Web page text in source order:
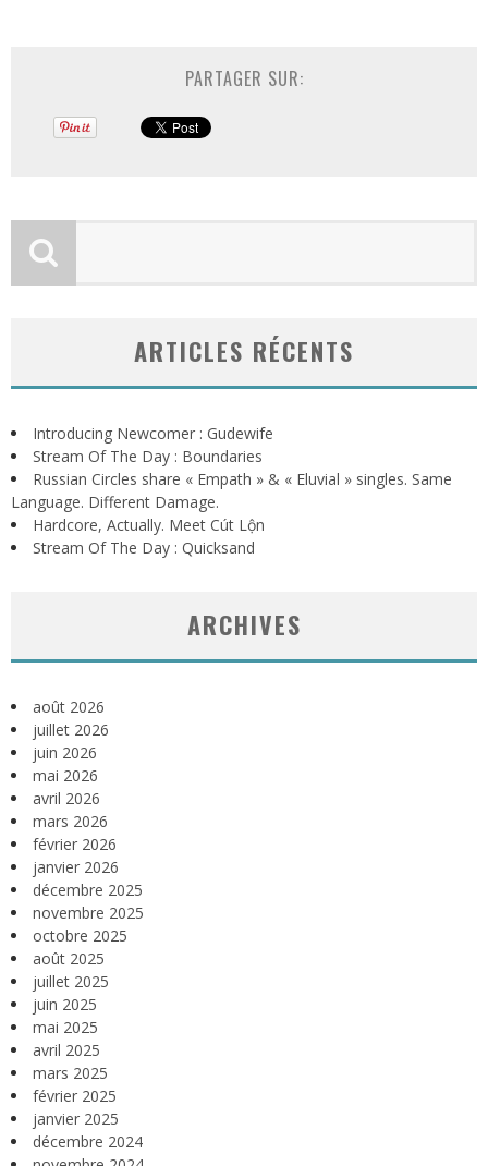
PARTAGER SUR:
ARTICLES RÉCENTS
Introducing Newcomer : Gudewife
Stream Of The Day : Boundaries
Russian Circles share « Empath » & « Eluvial » singles. Same
Language. Different Damage.
Hardcore, Actually. Meet Cút Lộn
Stream Of The Day : Quicksand
ARCHIVES
août 2026
juillet 2026
juin 2026
mai 2026
avril 2026
mars 2026
février 2026
janvier 2026
décembre 2025
novembre 2025
octobre 2025
août 2025
juillet 2025
juin 2025
mai 2025
avril 2025
mars 2025
février 2025
janvier 2025
décembre 2024